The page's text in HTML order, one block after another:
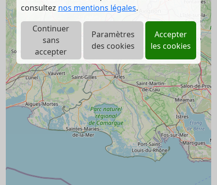
consultez nos mentions légales.
Continuer
sans
accepter
Paramètres
des cookies
Accepter
les cookies